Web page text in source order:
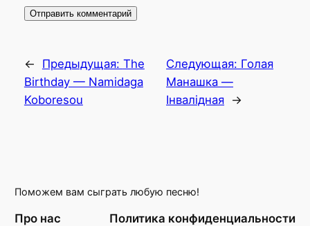
← Предыдущая: The
Birthday — Namidaga
Koboresou
Следующая: Голая
Манашка —
Інвалідная →
Поможем вам сыграть любую песню!
Про нас Политика конфиденциальности